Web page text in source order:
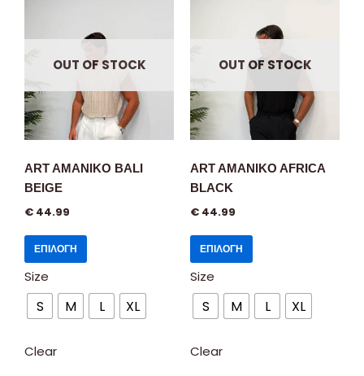
OUT OF STOCK
ART AMANIKO BALI
BEIGE
€ 44.99
ΕΠΙΛΟΓΉ
Size
S M L XL
Clear
OUT OF STOCK
ART AMANIKO AFRICA
BLACK
€ 44.99
ΕΠΙΛΟΓΉ
Size
S M L XL
Clear